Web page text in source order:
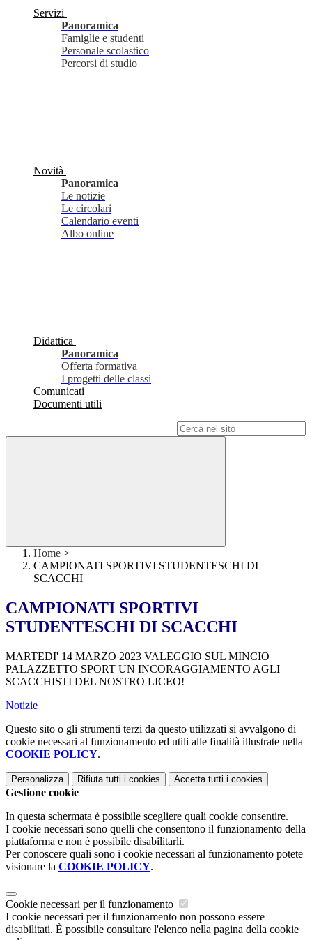
Servizi
Panoramica
Famiglie e studenti
Personale scolastico
Percorsi di studio
Novità
Panoramica
Le notizie
Le circolari
Calendario eventi
Albo online
Didattica
Panoramica
Offerta formativa
I progetti delle classi
Comunicati
Documenti utili
Home >
CAMPIONATI SPORTIVI STUDENTESCHI DI
SCACCHI
CAMPIONATI SPORTIVI
STUDENTESCHI DI SCACCHI
MARTEDI' 14 MARZO 2023 VALEGGIO SUL MINCIO
PALAZZETTO SPORT UN INCORAGGIAMENTO AGLI
SCACCHISTI DEL NOSTRO LICEO!
Notizie
Questo sito o gli strumenti terzi da questo utilizzati si avvalgono di
cookie necessari al funzionamento ed utili alle finalità illustrate nella
COOKIE POLICY.
Personalizza Rifiuta tutti i cookies Accetta tutti i cookies
Gestione cookie
In questa schermata è possibile scegliere quali cookie consentire.
I cookie necessari sono quelli che consentono il funzionamento della
piattaforma e non è possibile disabilitarli.
Per conoscere quali sono i cookie necessari al funzionamento potete
visionare la COOKIE POLICY.
Cookie necessari per il funzionamento
I cookie necessari per il funzionamento non possono essere
disabilitati. È possibile consultare l'elenco nella pagina della cookie